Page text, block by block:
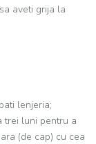
aveti grija la
lenjeria;
trei luni pentru a
(de cap) cu cea